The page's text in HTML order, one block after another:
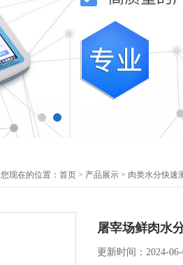
您现在的位置： 首页 > 产品展示 > 肉类水分快速
屠宰场鲜肉水
更新时间：2024-